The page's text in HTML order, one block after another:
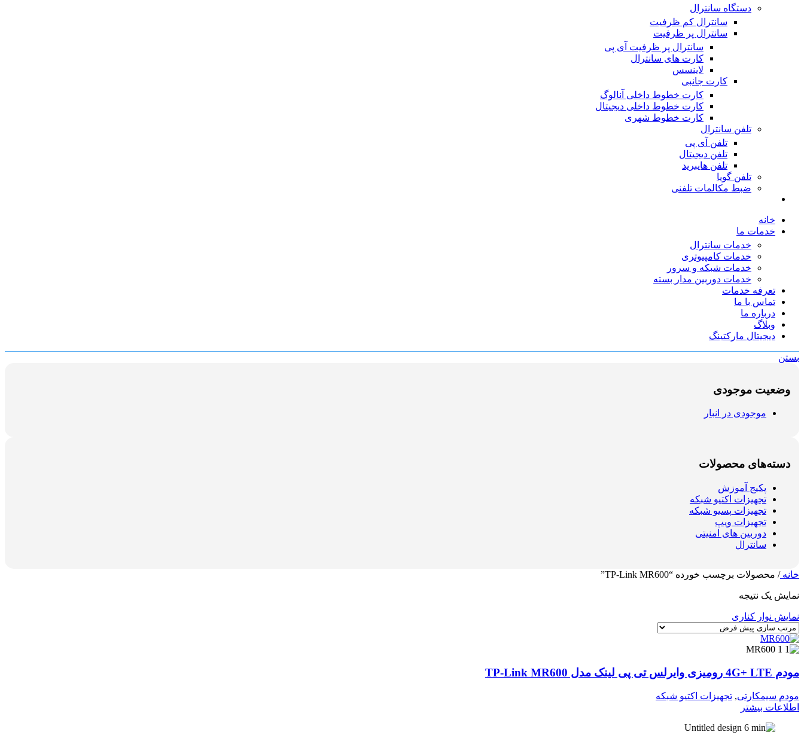
دستگاه سانترال
سانترال کم ظرفیت
سانترال پر ظرفیت
سانترال پر ظرفیت آی پی
کارت های سانترال
لاینسس
کارت جانبی
کارت خطوط داخلی آنالوگ
کارت خطوط داخلی دیجیتال
کارت خطوط شهری
تلفن سانترال
تلفن آی پی
تلفن دیجیتال
تلفن هایبرید
تلفن گویا
ضبط مکالمات تلفنی
خانه
خدمات ما
خدمات سانترال
خدمات کامپیوتری
خدمات شبکه و سرور
خدمات دوربین مدار بسته
تعرفه خدمات
تماس با ما
درباره ما
وبلاگ
دیجیتال مارکتینگ
بستن
وضعیت موجودی
موجودی در انبار
دسته‌های محصولات
پکیج آموزش
تجهیزات اکتیو شبکه
تجهیزات پسیو شبکه
تجهیزات ویپ
دوربین های امنیتی
سانترال
خانه/ محصولات برچسب خورده “TP-Link MR600”
نمایش یک نتیجه
نمایش نوار کناری
مودم 4G+ LTE رومیزی وایرلس تی پی لینک مدل TP-Link MR600
مودم سیمکارتی, تجهیزات اکتیو شبکه
اطلاعات بیشتر